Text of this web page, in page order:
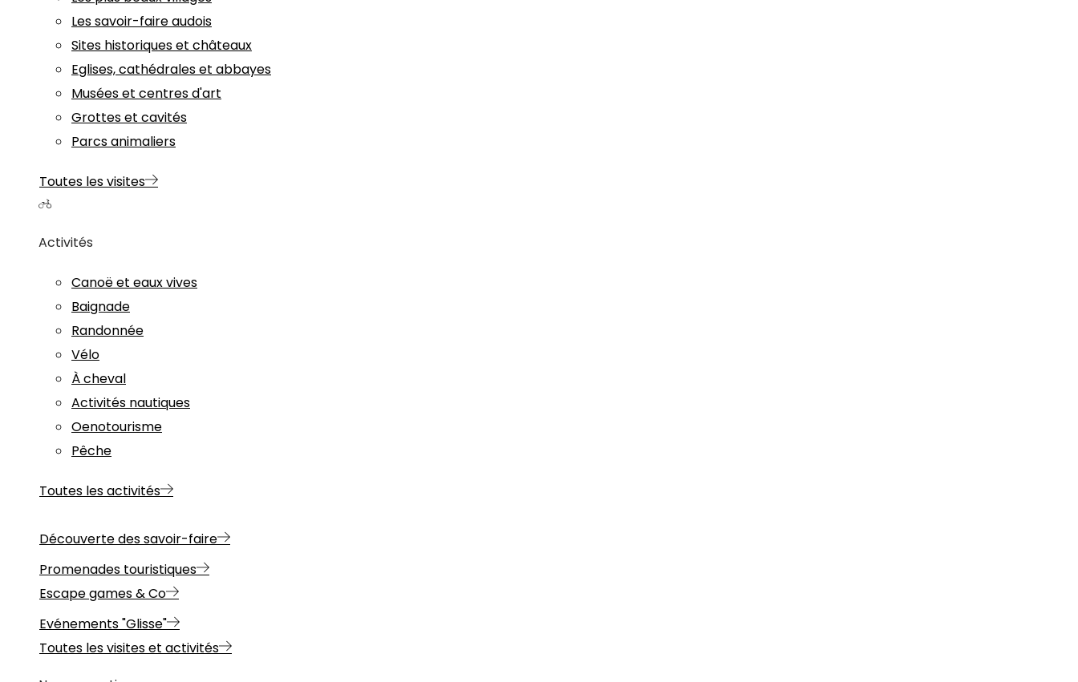
Les savoir-faire audois
Sites historiques et châteaux
Eglises, cathédrales et abbayes
Musées et centres d'art
Grottes et cavités
Parcs animaliers
Toutes les visites
Activités
Canoë et eaux vives
Baignade
Randonnée
Vélo
À cheval
Activités nautiques
Oenotourisme
Pêche
Toutes les activités
Découverte des savoir-faire
Promenades touristiques
Escape games & Co
Evénements "Glisse"
Toutes les visites et activités